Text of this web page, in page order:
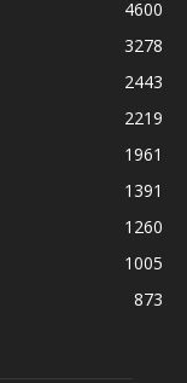
4600
3278
2443
2219
1961
1391
1260
1005
873